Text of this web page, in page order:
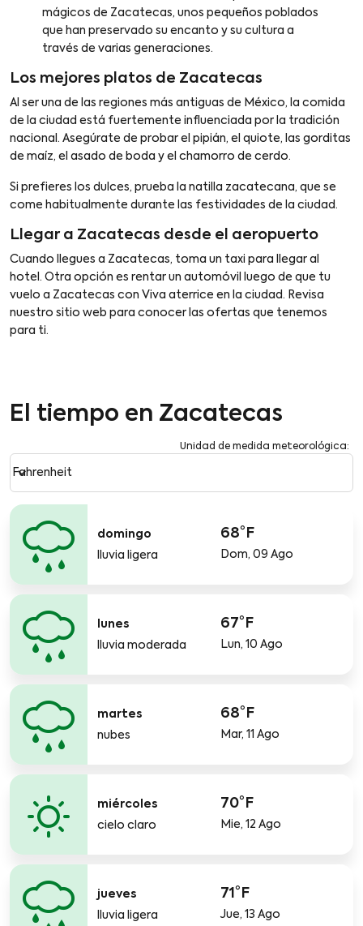
mágicos de Zacatecas, unos pequeños poblados
que han preservado su encanto y su cultura a
través de varias generaciones.
Los mejores platos de Zacatecas
Al ser una de las regiones más antiguas de México, la comida
de la ciudad está fuertemente influenciada por la tradición
nacional. Asegúrate de probar el pipián, el quiote, las gorditas
de maíz, el asado de boda y el chamorro de cerdo.
Si prefieres los dulces, prueba la natilla zacatecana, que se
come habitualmente durante las festividades de la ciudad.
Llegar a Zacatecas desde el aeropuerto
Cuando llegues a Zacatecas, toma un taxi para llegar al
hotel. Otra opción es rentar un automóvil luego de que tu
vuelo a Zacatecas con Viva aterrice en la ciudad. Revisa
nuestro sitio web para conocer las ofertas que tenemos
para ti.
El tiempo en Zacatecas
Unidad de medida meteorológica:
Weather unit option Fahrenheit Selected
Fahrenheit
keyboard_arrow_down
domingo
lluvia ligera
68°F
Dom, 09 Ago
lunes
lluvia moderada
67°F
Lun, 10 Ago
martes
nubes
68°F
Mar, 11 Ago
miércoles
cielo claro
70°F
Mie, 12 Ago
jueves
lluvia ligera
71°F
Jue, 13 Ago